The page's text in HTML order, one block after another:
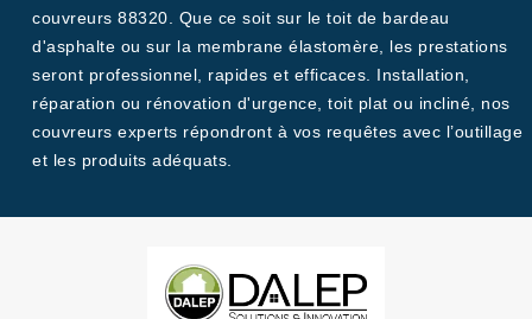
couvreurs 88320. Que ce soit sur le toit de bardeau
d'asphalte ou sur la membrane élastomère, les prestations
seront professionnel, rapides et efficaces. Installation,
réparation ou rénovation d'urgence, toit plat ou incliné, nos
couvreurs experts répondront à vos requêtes avec l’outillage
et les produits adéquats.